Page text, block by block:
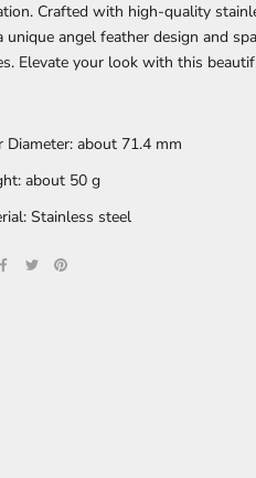
Crafted with high-quality
unique angel feather design and
Elevate your look with this
Diameter: about 71.4 mm
about 50 g
Stainless steel